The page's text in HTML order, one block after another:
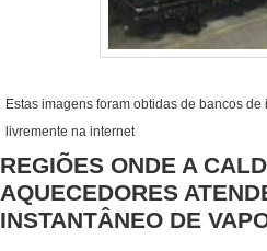
Estas imagens foram obtidas de bancos
livremente na internet
REGIÕES ONDE A
AQUECEDORES
INSTANTÂNEO DE